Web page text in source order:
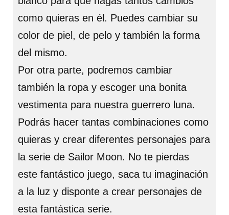
como quieras en él. Puedes cambiar su
color de piel, de pelo y también la forma
del mismo.
Por otra parte, podremos cambiar
también la ropa y escoger una bonita
vestimenta para nuestra guerrero luna.
Podrás hacer tantas combinaciones como
quieras y crear diferentes personajes para
la serie de Sailor Moon. No te pierdas
este fantástico juego, saca tu imaginación
a la luz y disponte a crear personajes de
esta fantástica serie.